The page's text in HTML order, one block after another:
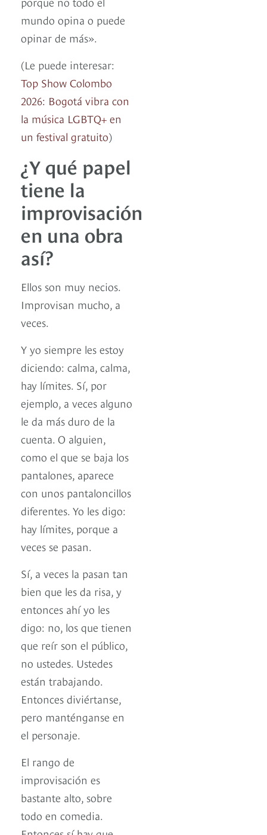
mundo opina o puede
opinar de más».
(Le puede interesar:
Top Show Colombo
2026: Bogotá vibra con
la música LGBTQ+ en
un festival gratuito)
¿Y qué papel
tiene la
improvisación
en una obra
así?
Ellos son muy necios.
Improvisan mucho, a
veces.
Y yo siempre les estoy
diciendo: calma, calma,
hay límites. Sí, por
ejemplo, a veces alguno
le da más duro de la
cuenta. O alguien,
como el que se baja los
pantalones, aparece
con unos pantaloncillos
diferentes. Yo les digo:
hay límites, porque a
veces se pasan.
Sí, a veces la pasan tan
bien que les da risa, y
entonces ahí yo les
digo: no, los que tienen
que reír son el público,
no ustedes. Ustedes
están trabajando.
Entonces diviértanse,
pero manténganse en
el personaje.
El rango de
improvisación es
bastante alto, sobre
todo en comedia.